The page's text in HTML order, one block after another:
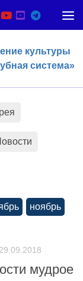
культуры
система»
ноябрь
29.09.2018
мудрое